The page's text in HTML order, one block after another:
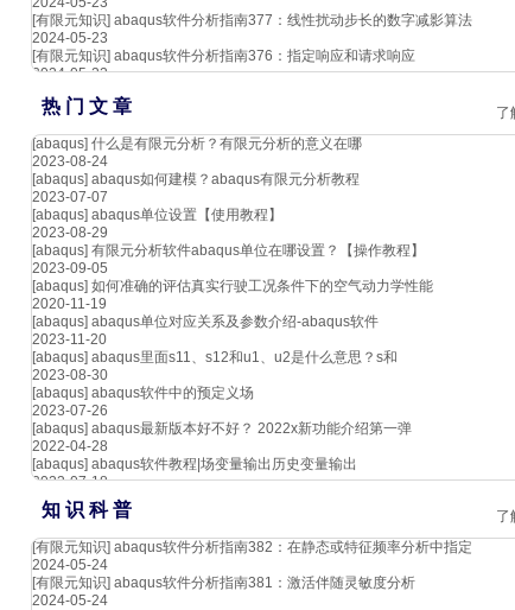
[有限元知识] abaqus软件分析指南377：线性扰动步长的数字减影算法
2024-05-23
[有限元知识] abaqus软件分析指南376：指定响应和请求响应
2024-05-22
热 门 文 章
了
[abaqus] 什么是有限元分析？有限元分析的意义在哪
2023-08-24
[abaqus] abaqus如何建模？abaqus有限元分析教程
2023-07-07
[abaqus] abaqus单位设置【使用教程】
2023-08-29
[abaqus] 有限元分析软件abaqus单位在哪设置？【操作教程】
2023-09-05
[abaqus] 如何准确的评估真实行驶工况条件下的空气动力学性能
2020-11-19
[abaqus] abaqus单位对应关系及参数介绍-abaqus软件
2023-11-20
[abaqus] abaqus里面s11、s12和u1、u2是什么意思？s和
2023-08-30
[abaqus] abaqus软件中的预定义场
2023-07-26
[abaqus] abaqus最新版本好不好？ 2022x新功能介绍第一弹
2022-04-28
[abaqus] abaqus软件教程|场变量输出历史变量输出
2023-07-18
知 识 科 普
了
[有限元知识] abaqus软件分析指南382：在静态或特征频率分析中指定
2024-05-24
[有限元知识] abaqus软件分析指南381：激活伴随灵敏度分析
2024-05-24